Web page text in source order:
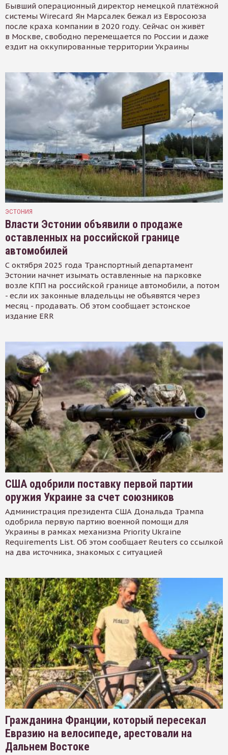
Бывший операционный директор немецкой платёжной
системы Wirecard Ян Марсалек бежал из Евросоюза
после краха компании в 2020 году. Сейчас он живёт
в Москве, свободно перемещается по России и даже
ездит на оккупированные территории Украины
ЭСТОНИЯ
Власти Эстонии объявили о продаже
оставленных на российской границе
автомобилей
С октября 2025 года Транспортный департамент
Эстонии начнет изымать оставленные на парковке
возле КПП на российской границе автомобили, а потом
- если их законные владельцы не объявятся через
месяц - продавать. Об этом сообщает эстонское
издание ERR
США одобрили поставку первой партии
оружия Украине за счет союзников
Администрация президента США Дональда Трампа
одобрила первую партию военной помощи для
Украины в рамках механизма Priority Ukraine
Requirements List. Об этом сообщает Reuters со ссылкой
на два источника, знакомых с ситуацией
Гражданина Франции, который пересекал
Евразию на велосипеде, арестовали на
Дальнем Востоке